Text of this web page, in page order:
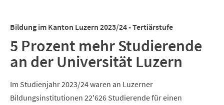
Bildung im Kanton Luzern 2023/24 - Tertiärstufe
5 Prozent mehr Studierende
an der Universität Luzern
Im Studienjahr 2023/24 waren an Luzerner
Bildungsinstitutionen 22'626 Studierende für einen